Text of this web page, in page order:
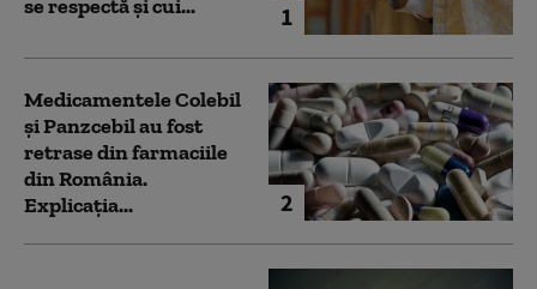
1
se respectă și cui...
2
Medicamentele Colebil
și Panzcebil au fost
retrase din farmaciile
din România.
Explicația...